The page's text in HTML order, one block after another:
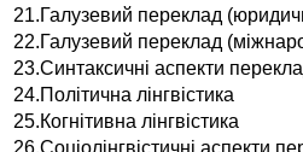
21.Галузевий переклад
22.Галузевий переклад
23.Синтаксичні аспекти
24.Політична лінгвістика
25.Когнітивна лінгвістика
26.Соціолінгвістичні аспекти